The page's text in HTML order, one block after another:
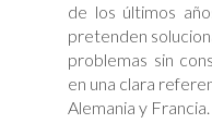
de los últimos
pretenden
problemas sin
en una clara
Alemania y Francia.